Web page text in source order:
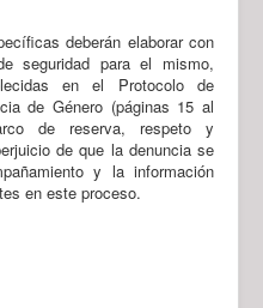
deberán elaborar con
seguridad para el mismo,
en el Protocolo de
de Género (páginas 15 al
de reserva, respeto y
de que la denuncia se
y la información
en este proceso.